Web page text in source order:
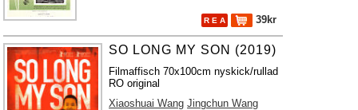
R E A 39kr
SO LONG MY SON (2019)
Filmaffisch 70x100cm nyskick/rullad
RO original
Xiaoshuai Wang Jingchun Wang